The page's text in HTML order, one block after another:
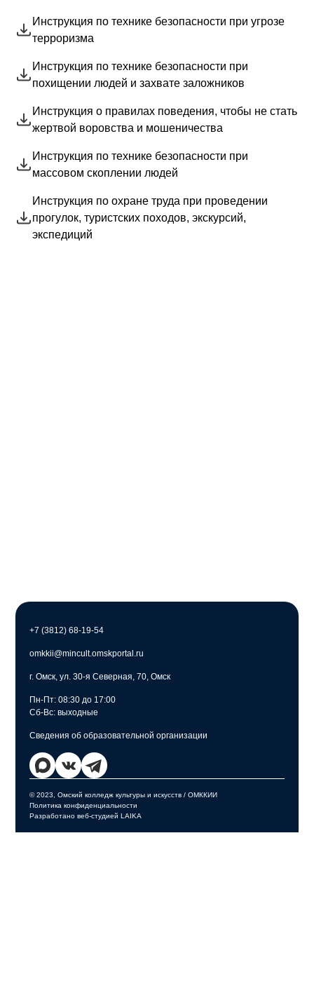
Инструкция по технике безопасности при угрозе
терроризма
Инструкция по технике безопасности при
похищении людей и захвате заложников
Инструкция о правилах поведения, чтобы не стать
жертвой воровства и мошеничества
Инструкция по технике безопасности при
массовом скоплении людей
Инструкция по охране труда при проведении
прогулок, туристских походов, экскурсий,
экспедиций
+7 (3812) 68-19-54
omkkii@mincult.omskportal.ru
г. Омск, ул. 30-я Северная, 70, Омск
Пн-Пт: 08:30 до 17:00
Сб-Вс: выходные
Сведения об образовательной организации
© 2023, Омский колледж культуры и искусств / ОМККИИ
Политика конфиденциальности
Разработано веб-студией LAIKA